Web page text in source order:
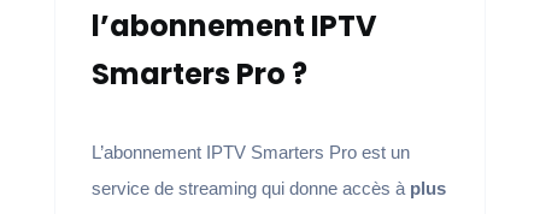
l’abonnement IPTV
Smarters Pro ?
L’abonnement IPTV Smarters Pro est un
service de streaming qui donne accès à plus